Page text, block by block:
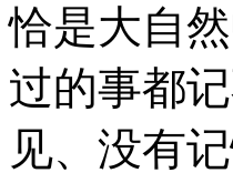
恰是大自
过的事都
见、没有